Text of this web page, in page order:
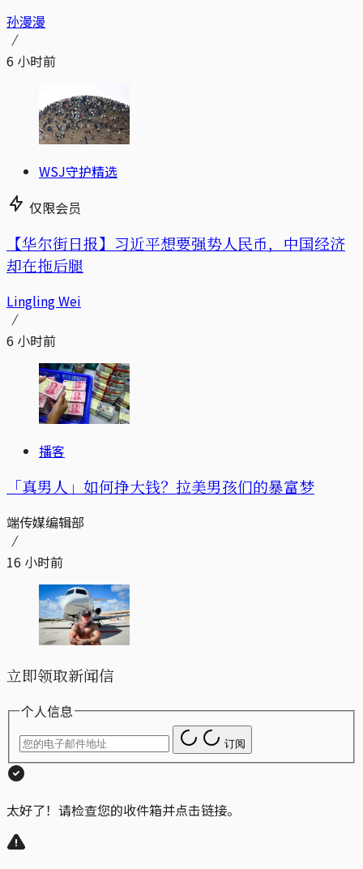
孙漫漫
6 小时前
WSJ守护精选
仅限会员
【华尔街日报】习近平想要强势人民币，中国经济
却在拖后腿
Lingling Wei
6 小时前
播客
「真男人」如何挣大钱？拉美男孩们的暴富梦
端传媒编辑部
16 小时前
立即领取新闻信
个人信息
订阅
太好了！请检查您的收件箱并点击链接。